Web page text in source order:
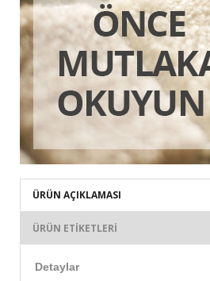
ÜRÜN AÇIKLAMASI
ÜRÜN ETIKETLERI
Detaylar